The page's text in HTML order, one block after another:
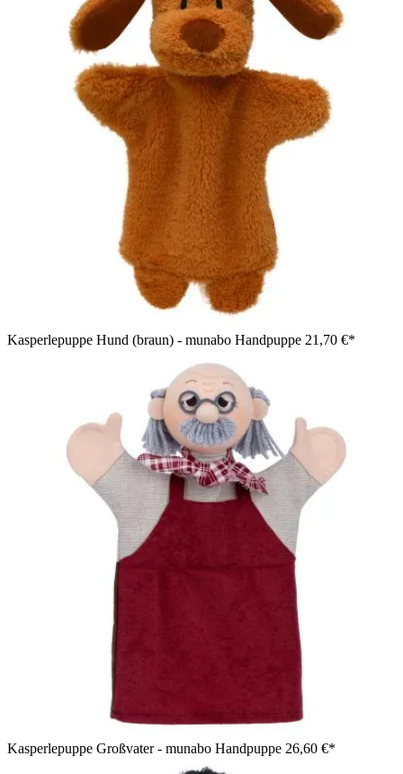
Kasperlepuppe Hund (braun) - munabo Handpuppe 21,70 €*
Kasperlepuppe Großvater - munabo Handpuppe 26,60 €*